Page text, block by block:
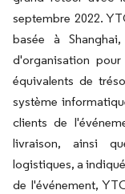
septembre 2022.
basée à
d'organisation
équivalents de
système
clients de
livraison, ainsi
logistiques, a
de l'événement,